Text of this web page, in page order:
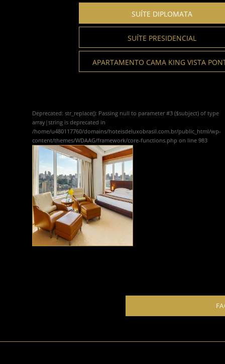
SUÍTE DIPLOMATA
SUÍTE PRESIDENCIAL
APARTAMENTO CAMA KING VISTA
Deprecated: str_replace(): Passing null to parameter #3 ($subject) of type
array|string is deprecated in
/home/u480117760/domains/hoteisdeluxobrasil.com.br/public_html/wp-
content/themes/WDAAG/framework/core-functions.php on line 983